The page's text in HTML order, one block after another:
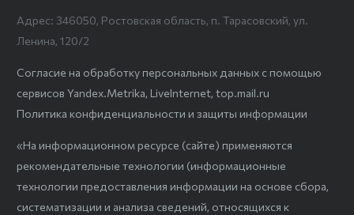
Адрес: 346050, Ростовская область, п. Тарасовский, ул.
Ленина, 120/2
Согласие на обработку персональных данных с помощью
сервисов Yandex.Metrika, LiveInternet, top.mail.ru
Политика конфиденциальности и защиты информации
«На информационном ресурсе (сайте) применяются
рекомендательные технологии (информационные
технологии предоставления информации на основе сбора,
систематизации и анализа сведений, относящихся к